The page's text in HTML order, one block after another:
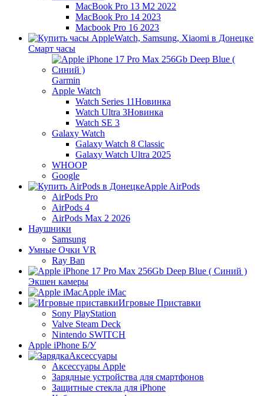
MacBook Pro 13 M2 2022
MacBook Pro 14 2023
Macbook Pro 16 2023
Смарт часы
Garmin
Apple Watch
Watch Series 11Новинка
Watch Ultra 3Новинка
Watch SE 3
Galaxy Watch
Galaxy Watch 8 Classic
Galaxy Watch Ultra 2025
WHOOP
Google
Apple AirPods
AirPods Pro
AirPods 4
AirPods Max 2 2026
Наушники
Samsung
Умные Очки VR
Ray Ban
Экшен камеры
Apple iMac
Игровые Приставки
Sony PlayStation
Valve Steam Deck
Nintendo SWITCH
Apple iPhone Б/У
Аксессуары
Аксессуары Apple
Зарядные устройства для смартфонов
Защитные стекла для iPhone